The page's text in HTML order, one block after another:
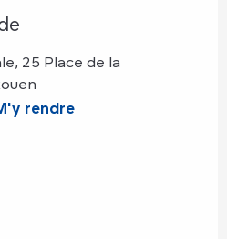
25 Place de la
rendre